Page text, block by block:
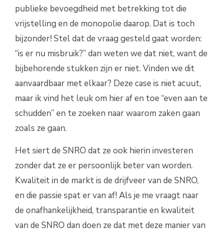
publieke bevoegdheid met betrekking tot die
vrijstelling en de monopolie daarop. Dat is toch
bijzonder! Stel dat de vraag gesteld gaat worden:
“is er nu misbruik?” dan weten we dat niet, want de
bijbehorende stukken zijn er niet. Vinden we dit
aanvaardbaar met elkaar? Deze case is niet acuut,
maar ik vind het leuk om hier af en toe “even aan te
schudden” en te zoeken naar waarom zaken gaan
zoals ze gaan.
Het siert de SNRO dat ze ook hierin investeren
zonder dat ze er persoonlijk beter van worden.
Kwaliteit in de markt is de drijfveer van de SNRO,
en die passie spat er van af! Als je me vraagt naar
de onafhankelijkheid, transparantie en kwaliteit
van de SNRO dan doen ze dat met deze manier van